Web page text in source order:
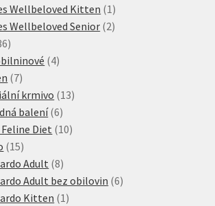
produktů
Wellbeloved Kitten 1 1
produkt
Wellbeloved Senior 22
36
produktů44
77
produktů
krmivo 1313
balení 66
produktů
Diet 1010
1515
produktů
Adult 88
produktů
Adult bez obilovin 66
Kitten 1 1